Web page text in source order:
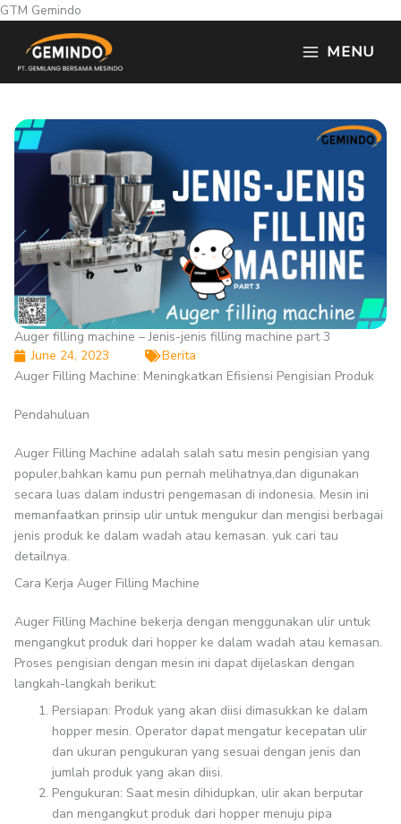
GTM Gemindo
to
content
MENU
Auger filling machine – Jenis-jenis filling machine part 3
June 24, 2023
Berita
Auger Filling Machine: Meningkatkan Efisiensi Pengisian Produk
Pendahuluan
Auger Filling Machine adalah salah satu mesin pengisian yang
populer,bahkan kamu pun pernah melihatnya,dan digunakan
secara luas dalam industri pengemasan di indonesia. Mesin ini
memanfaatkan prinsip ulir untuk mengukur dan mengisi berbagai
jenis produk ke dalam wadah atau kemasan. yuk cari tau
detailnya.
Cara Kerja Auger Filling Machine
Auger Filling Machine bekerja dengan menggunakan ulir untuk
mengangkut produk dari hopper ke dalam wadah atau kemasan.
Proses pengisian dengan mesin ini dapat dijelaskan dengan
langkah-langkah berikut:
Persiapan: Produk yang akan diisi dimasukkan ke dalam
hopper mesin. Operator dapat mengatur kecepatan ulir
dan ukuran pengukuran yang sesuai dengan jenis dan
jumlah produk yang akan diisi.
Pengukuran: Saat mesin dihidupkan, ulir akan berputar
dan mengangkut produk dari hopper menuju pipa